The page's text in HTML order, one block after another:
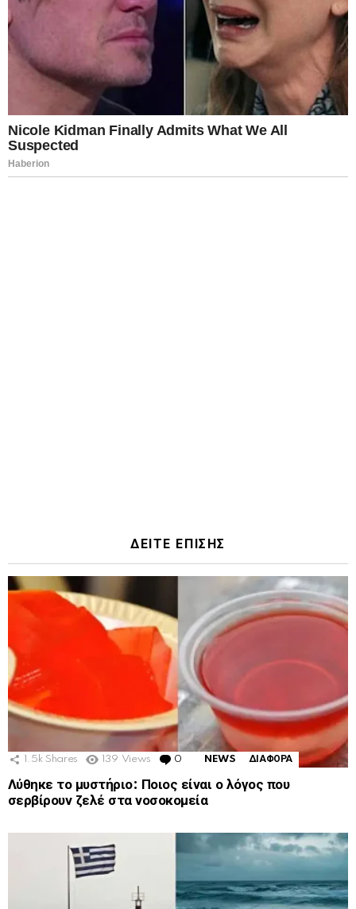
ΔΕΙΤΕ ΕΠΙΣΗΣ
1.5k Shares 139 Views 0 Comments
NEWS ΔΙΑΦΟΡΑ
Λύθηκε το μυστήριο: Ποιος είναι ο λόγος που
σερβίρουν ζελέ στα νοσοκομεία